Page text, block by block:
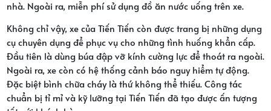
nhà. Ngoài ra, miễn phí sử dụng đồ ăn nước uống trên xe.
Không chỉ vậy, xe của Tiến Tiến còn được trang bị những dụng
cụ chuyên dụng để phục vụ cho những tình huống khẩn cấp.
Đầu tiên là dùng búa đập vỡ kính cường lực để thoát ra ngoài.
Ngoài ra, xe còn có hệ thống cảnh báo nguy hiểm tự động.
Đặc biệt bình chữa cháy là thứ không thể thiếu. Công tác
chuẩn bị tỉ mỉ và kỹ lưỡng tại Tiến Tiến đã tạo được ấn tượng